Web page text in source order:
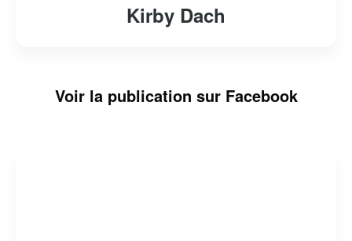
Kirby Dach
Voir la publication sur Facebook